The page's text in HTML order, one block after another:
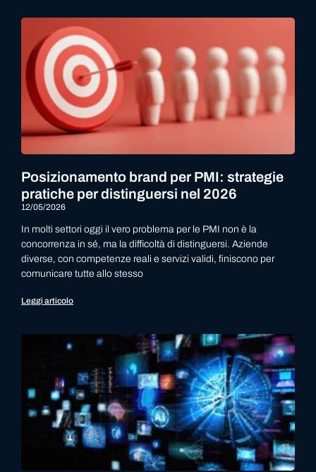
Posizionamento brand per PMI: strategie
pratiche per distinguersi nel 2026
12/05/2026
In molti settori oggi il vero problema per le PMI non è la
concorrenza in sé, ma la difficoltà di distinguersi. Aziende
diverse, con competenze reali e servizi validi, finiscono per
comunicare tutte allo stesso
Leggi articolo